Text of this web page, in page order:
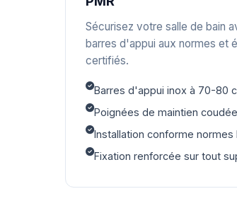
Sécurisez votre salle de bain
barres d'appui aux normes et
certifiés.
Barres d'appui inox à 70-80
Poignées de maintien
Installation conforme normes
Fixation renforcée sur tout